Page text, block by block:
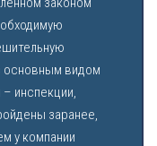
основным видом
инспекции,
заранее,
у компании